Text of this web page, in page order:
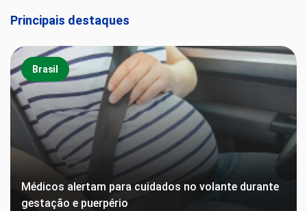
Principais destaques
Brasil
Médicos alertam para cuidados no volante durante
gestação e puerpério